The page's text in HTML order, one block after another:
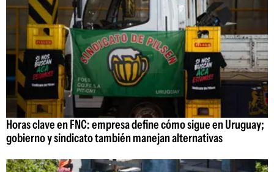
Horas clave en FNC: empresa define cómo sigue en Uruguay;
gobierno y sindicato también manejan alternativas